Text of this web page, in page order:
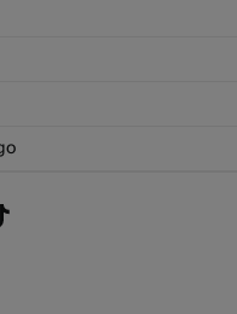
y desistimiento